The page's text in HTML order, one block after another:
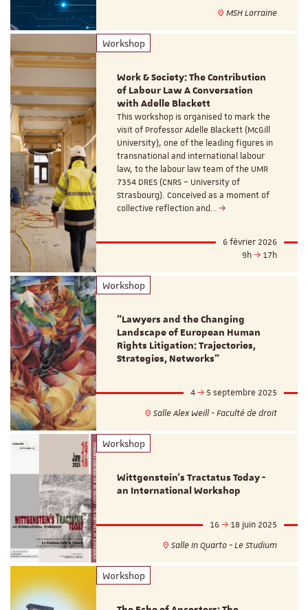
MSH Lorraine
Workshop
Work & Society: The Contribution
of Labour Law A Conversation
with Adelle Blackett
This workshop is organised to mark the
visit of Professor Adelle Blackett (McGill
University), one of the leading figures in
transnational and international labour
law, to the labour law team of the UMR
7354 DRES (CNRS – University of
Strasbourg). Conceived as a moment of
collective reflection and…
6 février 2026
9h
17h
Workshop
"Lawyers and the Changing
Landscape of European Human
Rights Litigation: Trajectories,
Strategies, Networks"
4
5 septembre 2025
Salle Alex Weill - Faculté de droit
Workshop
Wittgenstein’s Tractatus Today -
an International Workshop
16
18 juin 2025
Salle In Quarto - Le Studium
Workshop